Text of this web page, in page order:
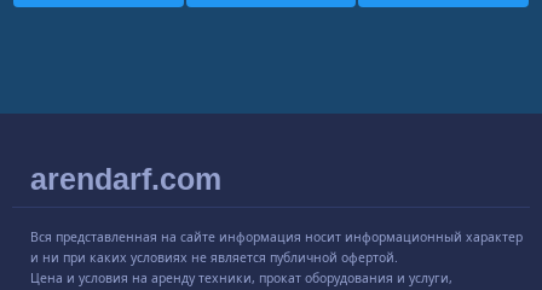
arendarf.com
Вся представленная на сайте информация носит информационный характер
и ни при каких условиях не является публичной офертой.
Цена и условия на аренду техники, прокат оборудования и услуги,